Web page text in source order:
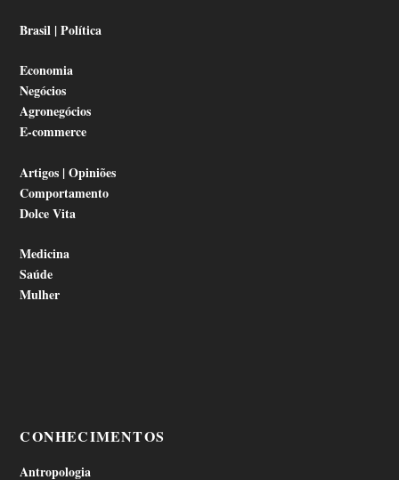
Brasil | Política
Economia
Negócios
Agronegócios
E-commerce
Artigos | Opiniões
Comportamento
Dolce Vita
Medicina
Saúde
Mulher
CONHECIMENTOS
Antropologia